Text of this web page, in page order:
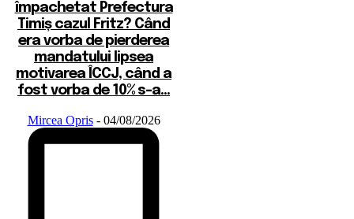
împachetat Prefectura
Timiș cazul Fritz? Când
era vorba de pierderea
mandatului lipsea
motivarea ÎCCJ, când a
fost vorba de 10% s-a...
Mircea Opris - 04/08/2026